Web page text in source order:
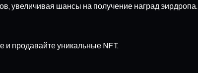
увеличивая шансы на получение наград эирдропа.
и продавайте уникальные NFT.